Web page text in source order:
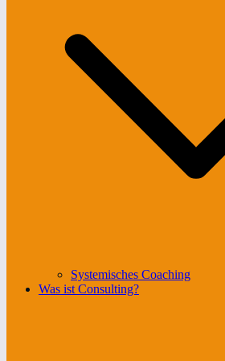
Systemisches Coaching
Was ist Consulting?